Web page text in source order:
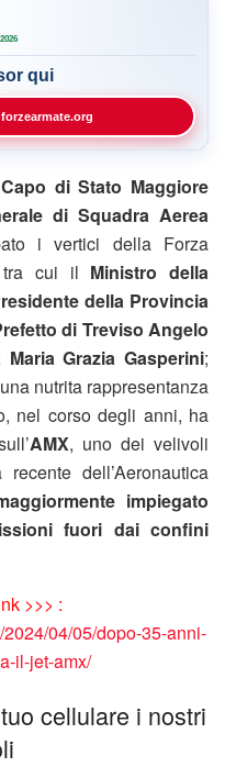
qui
Capo di Stato Maggiore
di Squadra Aerea
i vertici della Forza
tra cui il Ministro della
della Provincia
di Treviso Angelo
Grazia Gasperini;
nutrita rappresentanza
nel corso degli anni, ha
AMX, uno dei velivoli
dell’Aeronautica
impiegato
fuori dai confini
>>> :
04/05/dopo-35-anni-
il-jet-amx/
cellulare i nostri